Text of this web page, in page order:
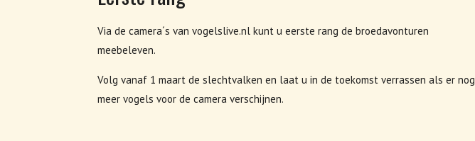
Via de camera´s van vogelslive.nl kunt u eerste rang de broedavonturen
meebeleven.
Volg vanaf 1 maart de slechtvalken en laat u in de toekomst verrassen als er nog
meer vogels voor de camera verschijnen.